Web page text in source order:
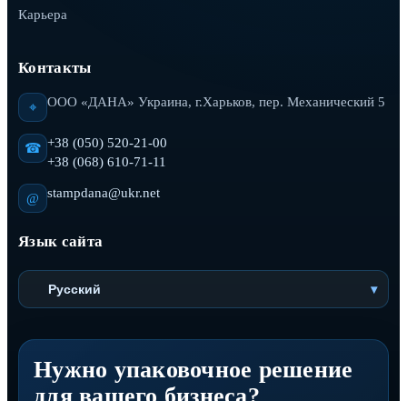
Карьера
Контакты
⌖ ООО «ДАНА» Украина, г.Харьков, пер. Механический 5
☎ +38 (050) 520-21-00
+38 (068) 610-71-11
@ stampdana@ukr.net
Язык сайта
Русский ▾
Нужно упаковочное решение